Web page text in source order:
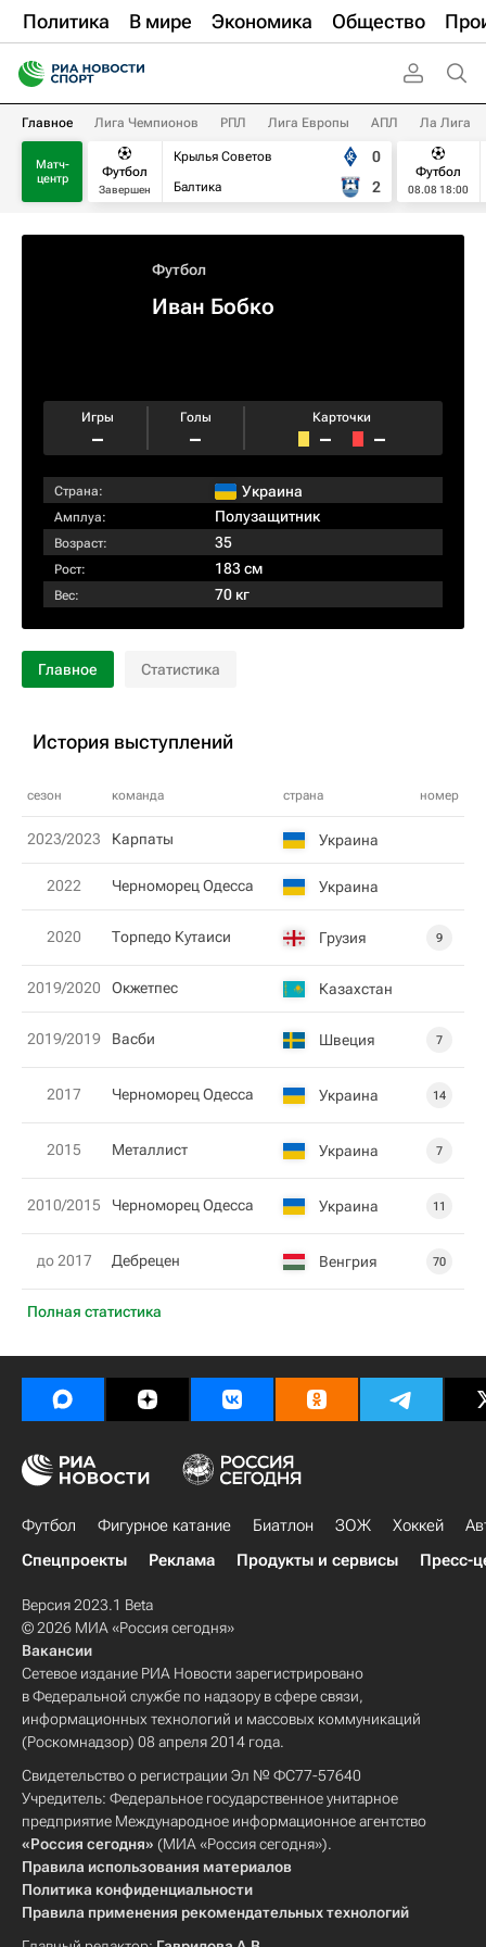
Политика В мире Экономика Общество
Главное Лига Чемпионов РПЛ Лига Европы АПЛ Ла Лига
Матч-
центр
Футбол
Завершен
Крылья Советов
Балтика
0
2
Футбол
08.08 18:00
Футбол
Иван Бобко
Игры
–
Голы
–
Карточки
– –
Страна: Украина
Амплуа: Полузащитник
Возраст: 35
Рост: 183 см
Вес: 70 кг
Главное Статистика
История выступлений
сезон команда страна номер
Полная статистика
2023/2023 Карпаты Украина
2022 Черноморец Одесса Украина
2020 Торпедо Кутаиси Грузия 9
2019/2020 Окжетпес Казахстан
2019/2019 Васби Швеция 7
2017 Черноморец Одесса Украина 14
2015 Металлист Украина 7
2010/2015 Черноморец Одесса Украина 11
до 2017 Дебрецен Венгрия 70
Футбол Фигурное катание Биатлон ЗОЖ Хоккей
Спецпроекты
Реклама Продукты и сервисы Пресс-
Версия 2023.1 Beta
© 2026 МИА «Россия сегодня»
Вакансии
Сетевое издание РИА Новости зарегистрировано
в Федеральной службе по надзору в сфере связи,
информационных технологий и массовых коммуникаций
(Роскомнадзор) 08 апреля 2014 года.
Свидетельство о регистрации Эл № ФС77-57640
Учредитель: Федеральное государственное унитарное
предприятие Международное информационное агентство
«Россия сегодня» (МИА «Россия сегодня»).
Правила использования материалов
Политика конфиденциальности
Правила применения рекомендательных технологий